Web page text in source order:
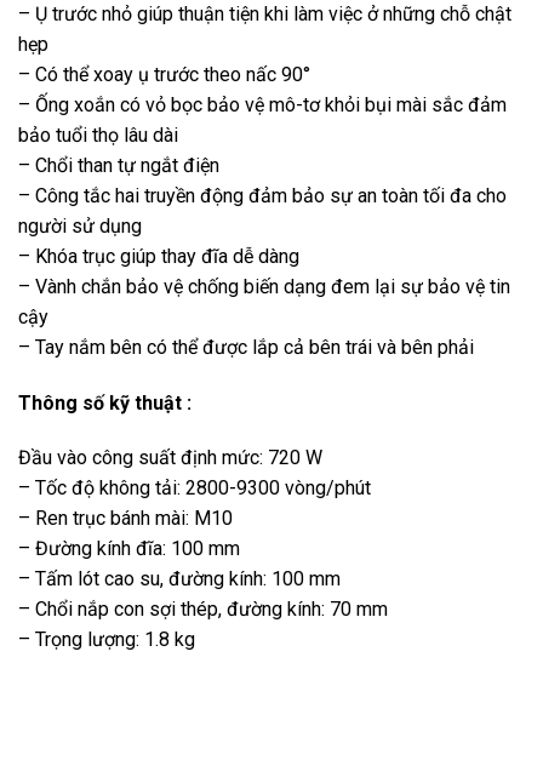
– Ụ trước nhỏ giúp thuận tiện khi làm việc ở những chỗ chật
hẹp
– Có thể xoay ụ trước theo nấc 90°
– Ống xoắn có vỏ bọc bảo vệ mô-tơ khỏi bụi mài sắc đảm
bảo tuổi thọ lâu dài
– Chổi than tự ngắt điện
– Công tắc hai truyền động đảm bảo sự an toàn tối đa cho
người sử dụng
– Khóa trục giúp thay đĩa dễ dàng
– Vành chắn bảo vệ chống biến dạng đem lại sự bảo vệ tin
cậy
– Tay nắm bên có thể được lắp cả bên trái và bên phải
Thông số kỹ thuật :
Đầu vào công suất định mức: 720 W
– Tốc độ không tải: 2800-9300 vòng/phút
– Ren trục bánh mài: M10
– Đường kính đĩa: 100 mm
– Tấm lót cao su, đường kính: 100 mm
– Chổi nắp con sợi thép, đường kính: 70 mm
– Trọng lượng: 1.8 kg